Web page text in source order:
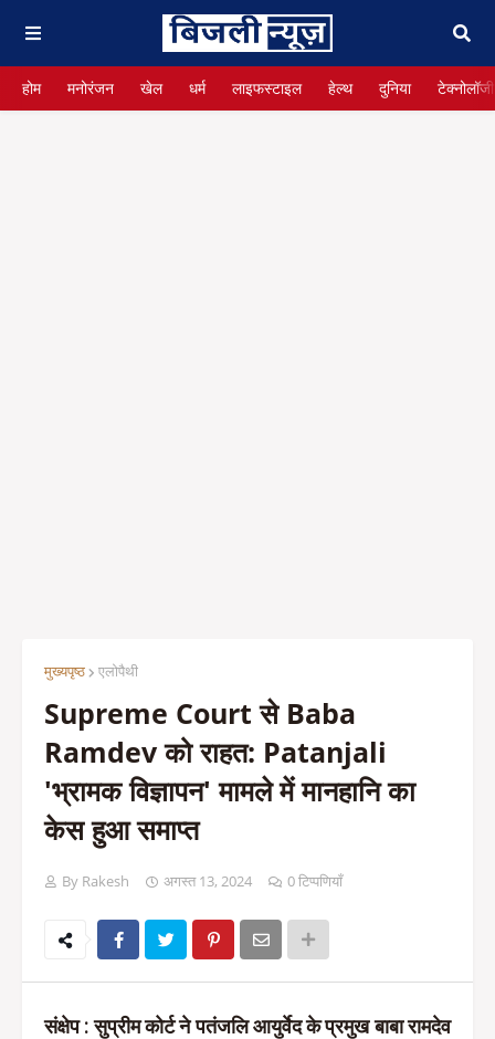
होम मनोरंजन खेल धर्म लाइफस्टाइल हेल्थ दुनिया टेक्नोलॉजी
मुख्यपृष्ठ एलोपैथी
Supreme Court से Baba
Ramdev को राहत: Patanjali
'भ्रामक विज्ञापन' मामले में मानहानि का
केस हुआ समाप्त
By Rakesh अगस्त 13, 2024 0 टिप्पणियाँ
संक्षेप : सुप्रीम कोर्ट ने पतंजलि आयुर्वेद के प्रमुख बाबा रामदेव